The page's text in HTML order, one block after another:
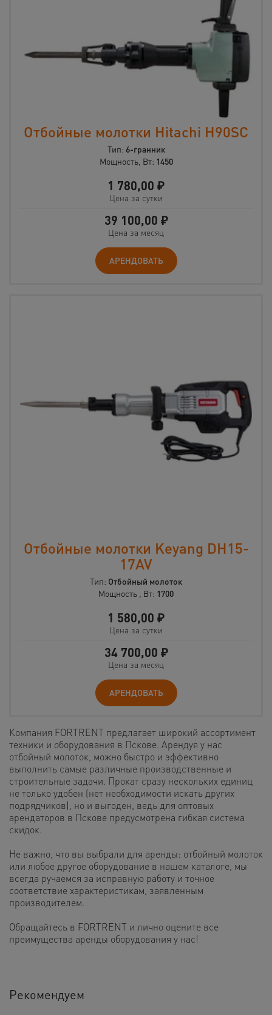
Отбойные молотки Hitachi H90SC
Тип: 6-гранник
Мощность, Вт: 1450
1 780,00 ₽
Цена за сутки
39 100,00 ₽
Цена за месяц
АРЕНДОВАТЬ
Отбойные молотки Keyang DH15-
17AV
Тип: Отбойный молоток
Мощность , Вт: 1700
1 580,00 ₽
Цена за сутки
34 700,00 ₽
Цена за месяц
АРЕНДОВАТЬ
Компания FORTRENT предлагает широкий ассортимент
техники и оборудования в Пскове. Арендуя у нас
отбойный молоток, можно быстро и эффективно
выполнить самые различные производственные и
строительные задачи. Прокат сразу нескольких единиц
не только удобен (нет необходимости искать других
подрядчиков), но и выгоден, ведь для оптовых
арендаторов в Пскове предусмотрена гибкая система
скидок.
Не важно, что вы выбрали для аренды: отбойный молоток
или любое другое оборудование в нашем каталоге, мы
всегда ручаемся за исправную работу и точное
соответствие характеристикам, заявленным
производителем.
Обращайтесь в FORTRENT и лично оцените все
преимущества аренды оборудования у нас!
Рекомендуем